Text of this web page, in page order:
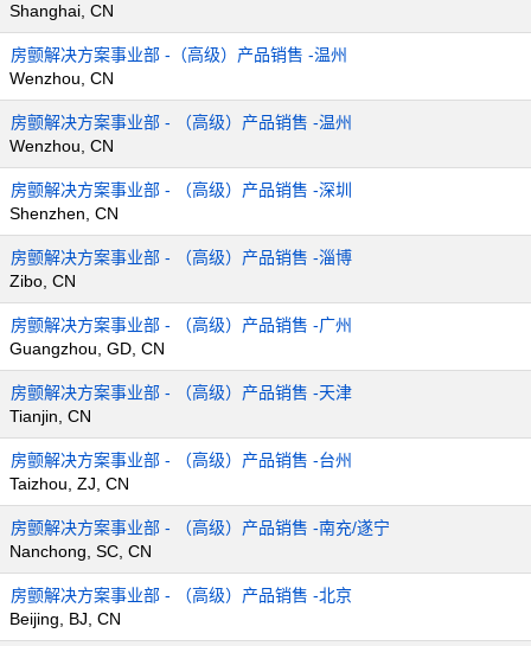
Shanghai, CN
房颤解决方案事业部 -（高级）产品销售 -温州
Wenzhou, CN
房颤解决方案事业部 - （高级）产品销售 -温州
Wenzhou, CN
房颤解决方案事业部 - （高级）产品销售 -深圳
Shenzhen, CN
房颤解决方案事业部 - （高级）产品销售 -淄博
Zibo, CN
房颤解决方案事业部 - （高级）产品销售 -广州
Guangzhou, GD, CN
房颤解决方案事业部 - （高级）产品销售 -天津
Tianjin, CN
房颤解决方案事业部 - （高级）产品销售 -台州
Taizhou, ZJ, CN
房颤解决方案事业部 - （高级）产品销售 -南充/遂宁
Nanchong, SC, CN
房颤解决方案事业部 - （高级）产品销售 -北京
Beijing, BJ, CN